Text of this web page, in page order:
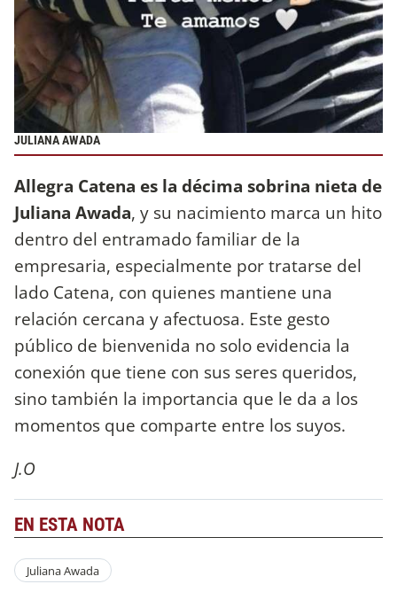
JULIANA AWADA
Allegra Catena es la décima sobrina nieta de
Juliana Awada, y su nacimiento marca un hito
dentro del entramado familiar de la
empresaria, especialmente por tratarse del
lado Catena, con quienes mantiene una
relación cercana y afectuosa. Este gesto
público de bienvenida no solo evidencia la
conexión que tiene con sus seres queridos,
sino también la importancia que le da a los
momentos que comparte entre los suyos.
J.O
EN ESTA NOTA
Juliana Awada